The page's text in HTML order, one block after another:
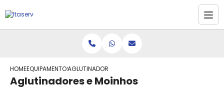
HOMEEQUIPAMENTOSAGLUTINADORES E MOINHOS
Aglutinadores e Moinhos